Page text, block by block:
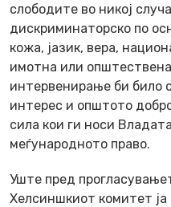
слободите во никој
дискриминаторско по
кожа, јазик, вера,
имотна или
интервенирање би било
интерес и општото
сила кои ги носи
меѓународното право.
Уште пред
Хелсиншкиот комитет ја